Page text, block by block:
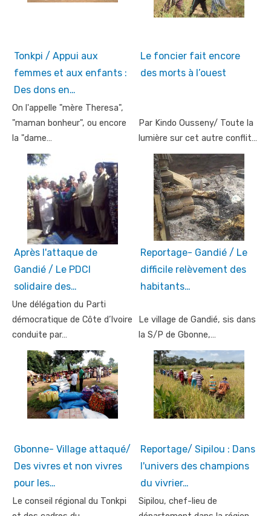
Tonkpi / Appui aux
femmes et aux enfants :
Des dons en…
On l'appelle "mère Theresa",
"maman bonheur", ou encore
la "dame…
Le foncier fait encore
des morts à l’ouest
Par Kindo Ousseny/ Toute la
lumière sur cet autre conflit…
Après l'attaque de
Gandié / Le PDCI
solidaire des…
Une délégation du Parti
démocratique de Côte d’Ivoire
conduite par…
Reportage- Gandié / Le
difficile relèvement des
habitants…
Le village de Gandié, sis dans
la S/P de Gbonne,…
Gbonne- Village attaqué/
Des vivres et non vivres
pour les…
Le conseil régional du Tonkpi
Reportage/ Sipilou : Dans
l'univers des champions
du vivrier…
Sipilou, chef-lieu de